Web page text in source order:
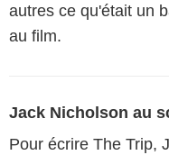
autres ce qu'était un
au film.
Jack Nicholson au
Pour écrire The Trip,